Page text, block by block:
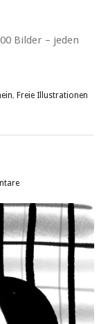
Bilder – jeden
, Freie Illustrationen